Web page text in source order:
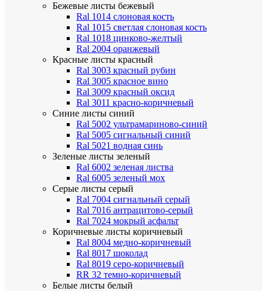
Бежевые листы бежевый
Ral 1014 слоновая кость
Ral 1015 светлая слоновая кость
Ral 1018 цинково-желтый
Ral 2004 оранжевый
Красные листы красный
Ral 3003 красный рубин
Ral 3005 красное вино
Ral 3009 красный оксид
Ral 3011 красно-коричневый
Синие листы синий
Ral 5002 ультрамариново-синий
Ral 5005 сигнальный синий
Ral 5021 водная синь
Зеленые листы зеленый
Ral 6002 зеленая листва
Ral 6005 зеленый мох
Серые листы серый
Ral 7004 сигнальный серый
Ral 7016 антрацитово-серый
Ral 7024 мокрый асфальт
Коричневые листы коричневый
Ral 8004 медно-коричневый
Ral 8017 шоколад
Ral 8019 серо-коричневый
RR 32 темно-коричневый
Белые листы белый